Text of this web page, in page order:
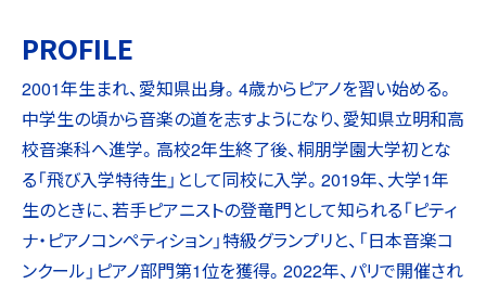
PROFILE
2001年生まれ、愛知県出身。4歳からピアノを習い始める。
中学生の頃から音楽の道を志すようになり、愛知県立明和高
校音楽科へ進学。高校2年生終了後、桐朋学園大学初とな
る「飛び入学特待生」として同校に入学。2019年、大学1年
生のときに、若手ピアニストの登竜門として知られる「ピティ
ナ・ピアノコンペティション」特級グランプリと、「日本音楽コ
ンクール」ピアノ部門第1位を獲得。2022年、パリで開催され